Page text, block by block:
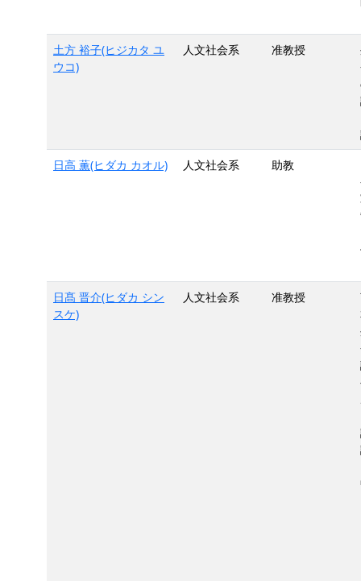
土方 裕子(ヒジカタ ユ
ウコ)
人文社会系 准教授
日高 薫(ヒダカ カオル)
人文社会系 助教
日髙 晋介(ヒダカ シン
スケ)
人文社会系 准教授